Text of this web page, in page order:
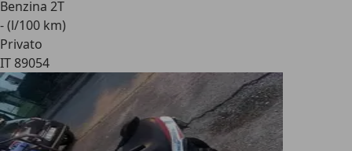
Benzina 2T
- (l/100 km)
Privato
IT 89054